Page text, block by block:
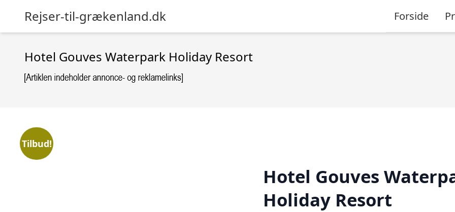
Rejser-til-grækenland.dk Forside
Hotel Gouves Waterpark Holiday Resort
Tilbud!
Hotel Gouves
Holiday Resort